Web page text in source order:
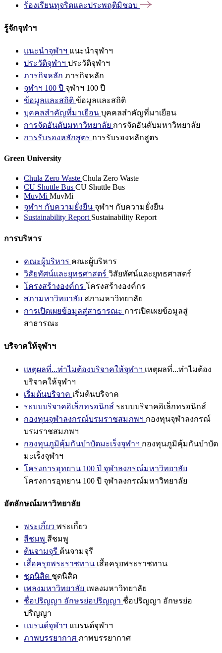
ร้องเรียนทุจริตและประพฤติมิชอบ
รู้จักจุฬาฯ
แนะนำจุฬาฯ แนะนำจุฬาฯ
ประวัติจุฬาฯ ประวัติจุฬาฯ
ภารกิจหลัก ภารกิจหลัก
จุฬาฯ 100 ปี จุฬาฯ 100 ปี
ข้อมูลและสถิติ ข้อมูลและสถิติ
บุคคลสำคัญที่มาเยือน บุคคลสำคัญที่มาเยือน
การจัดอันดับมหาวิทยาลัย การจัดอันดับมหาวิทยาลัย
การรับรองหลักสูตร การรับรองหลักสูตร
Green University
Chula Zero Waste Chula Zero Waste
CU Shuttle Bus CU Shuttle Bus
MuvMi MuvMi
จุฬาฯ กับความยั่งยืน จุฬาฯ กับความยั่งยืน
Sustainability Report Sustainability Report
การบริหาร
คณะผู้บริหาร คณะผู้บริหาร
วิสัยทัศน์และยุทธศาสตร์ วิสัยทัศน์และยุทธศาสตร์
โครงสร้างองค์กร โครงสร้างองค์กร
สภามหาวิทยาลัย สภามหาวิทยาลัย
การเปิดเผยข้อมูลสู่สาธารณะ การเปิดเผยข้อมูลสู่
สาธารณะ
บริจาคให้จุฬาฯ
เหตุผลที่...ทำไมต้องบริจาคให้จุฬาฯ เหตุผลที่...ทำไมต้อง
บริจาคให้จุฬาฯ
เริ่มต้นบริจาค เริ่มต้นบริจาค
ระบบบริจาคอิเล็กทรอนิกส์ ระบบบริจาคอิเล็กทรอนิกส์
กองทุนจุฬาลงกรณ์บรมราชสมภพฯ กองทุนจุฬาลงกรณ์
บรมราชสมภพฯ
กองทุนภูมิคุ้มกันบำบัดมะเร็งจุฬาฯ กองทุนภูมิคุ้มกันบำบัด
มะเร็งจุฬาฯ
โครงการอุทยาน 100 ปี จุฬาลงกรณ์มหาวิทยาลัย
โครงการอุทยาน 100 ปี จุฬาลงกรณ์มหาวิทยาลัย
อัตลักษณ์มหาวิทยาลัย
พระเกี้ยว พระเกี้ยว
สีชมพู สีชมพู
ต้นจามจุรี ต้นจามจุรี
เสื้อครุยพระราชทาน เสื้อครุยพระราชทาน
ชุดนิสิต ชุดนิสิต
เพลงมหาวิทยาลัย เพลงมหาวิทยาลัย
ชื่อปริญญา อักษรย่อปริญญา ชื่อปริญญา อักษรย่อ
ปริญญา
แบรนด์จุฬาฯ แบรนด์จุฬาฯ
ภาพบรรยากาศ ภาพบรรยากาศ